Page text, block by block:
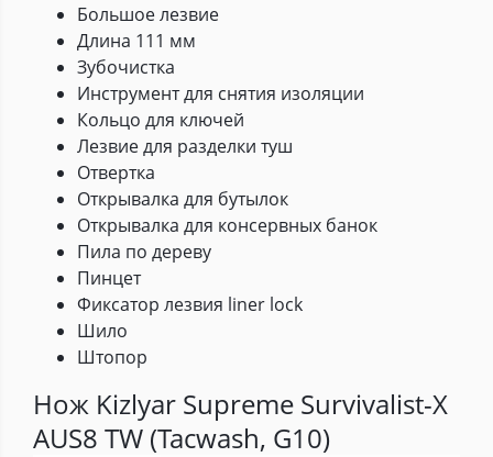
Большое лезвие
Длина 111 мм
Зубочистка
Инструмент для снятия изоляции
Кольцо для ключей
Лезвие для разделки туш
Отвертка
Открывалка для бутылок
Открывалка для консервных банок
Пила по дереву
Пинцет
Фиксатор лезвия liner lock
Шило
Штопор
Нож Kizlyar Supreme Survivalist-X
AUS8 TW (Tacwash, G10)